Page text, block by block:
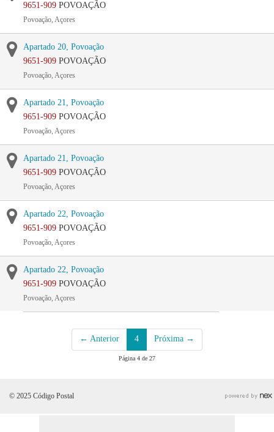
9651-909 POVOAÇÃO
Povoação, Açores
Apartado 20, Povoação
9651-909 POVOAÇÃO
Povoação, Açores
Apartado 21, Povoação
9651-909 POVOAÇÃO
Povoação, Açores
Apartado 21, Povoação
9651-909 POVOAÇÃO
Povoação, Açores
Apartado 22, Povoação
9651-909 POVOAÇÃO
Povoação, Açores
Apartado 22, Povoação
9651-909 POVOAÇÃO
Povoação, Açores
← Anterior 4 Próxima →
Página 4 de 27
© 2025 Código Postal